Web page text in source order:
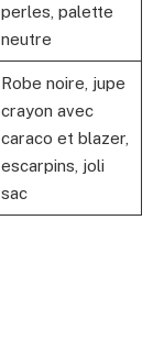
perles, palette
neutre
Robe noire, jupe
crayon avec
caraco et blazer,
escarpins, joli
sac